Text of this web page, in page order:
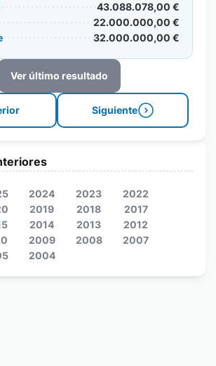
43.088.078,00 €
22.000.000,00 €
32.000.000,00 €
Ver último resultado
Siguiente
2024 2023
2022
2019 2018
2017
2014 2013
2012
2009 2008
2007
2004